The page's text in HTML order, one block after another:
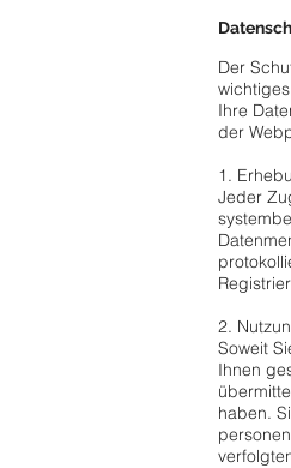
Der
Ihre
der
1.
Jeder
2.
Soweit
Ihnen
haben.